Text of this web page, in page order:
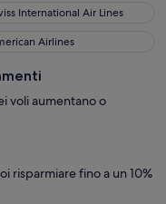
International Air Lines
International Air Lines
Airlines
Airlines
voli aumentano o
risparmiare fino a un 10%